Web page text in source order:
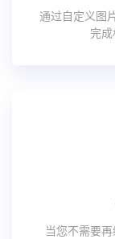
通过自定义图
完
当您不需要